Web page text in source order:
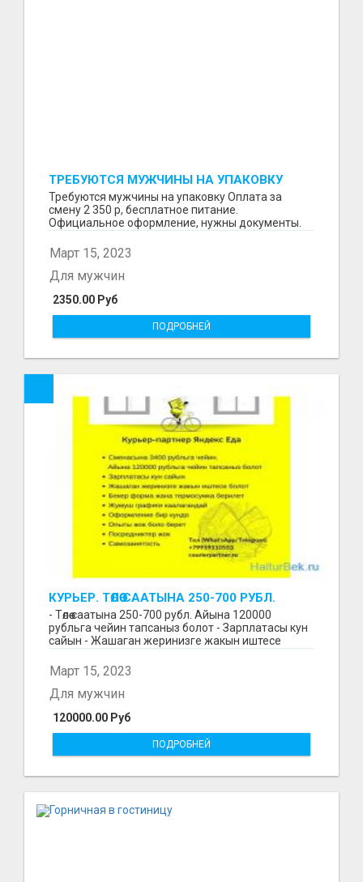
ТРЕБУЮТСЯ МУЖЧИНЫ НА УПАКОВКУ
Требуются мужчины на упаковку Оплата за
смену 2 350 р, бесплатное питание.
Официальное оформление, нужны документы.
Март 15, 2023
2350.00 Руб
Для мужчин
ПОДРОБНЕЙ
КУРЬЕР. ТӨЛӨӨ СААТЫНА 250-700 РУБЛ.
ЖУМУШ ГРАФИГИ СВОБОДНЫЙ. БЕЗ
ОПЫТА АЛАБЫЗ. ҮЙДҮН ЖАНЫНДА.
- Төлөө саатына 250-700 рубл. Айына 120000
рубльга чейин тапсаныз болот - Зарплатасы кун
сайын - Жашаган жеринизге жакын иштесе
болот - Беке...
Март 15, 2023
120000.00 Руб
Для мужчин
ПОДРОБНЕЙ